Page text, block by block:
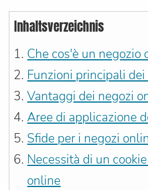
Inhaltsverzeichnis
Che cos'è un negozio
Funzioni principali
Vantaggi dei negozi
Aree di applicazione
Sfide per i negozi
Necessità di un
online